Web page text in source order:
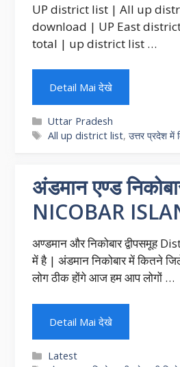
UP district list | All up
download | UP East
total | up district list …
Detail Mai देखे
Categories
Uttar Pradesh
Tags
All up district list,उत्तर प्रदेश में
अंडमान एण्ड
NICOBAR
अण्डमान और निकोबार द्वीपसमूह
में है | अंडमान निकोबार में कितने
लोग ठीक होंगे आज हम आप लोगों …
Detail Mai देखे
Categories
Latest